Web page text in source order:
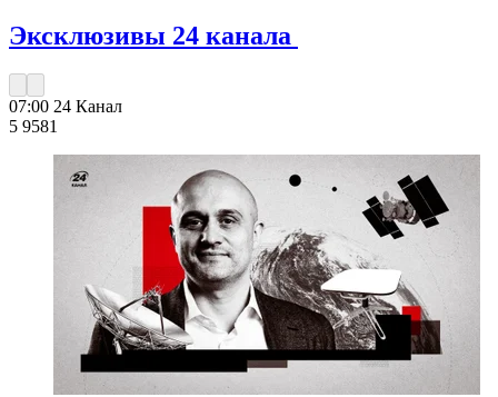
Эксклюзивы 24 канала
07:00 24 Канал
5 9581